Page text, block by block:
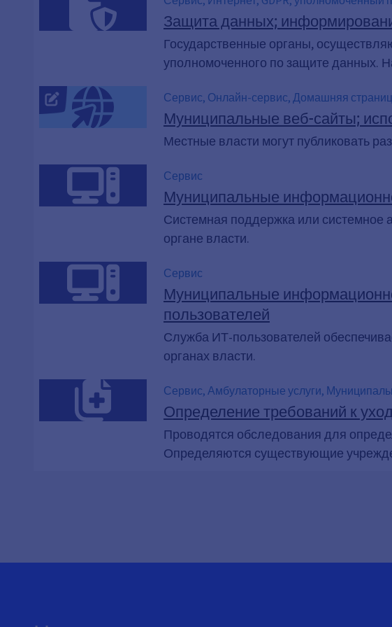
уведомления о защите данных, Общий
деятельность по обработке данных,
обрабатывать данные,
Защита данных;
Государственные органы,
уполномоченного по защите данных.
Сервис, Онлайн-сервис, Домашняя
Муниципальные веб-сайты;
Местные власти могут публиковать
Сервис
Муниципальные
Системная поддержка или системное
органе власти.
Сервис
Муниципальные
пользователей
Служба ИТ-пользователей
органах власти.
Сервис, Амбулаторные услуги,
пожилых людей, Помощь в планировании
долговременного ухода, амбулаторные
Определение требований к
Проводятся обследования для
Определяются существующие